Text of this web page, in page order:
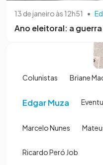
13 de janeiro às 12h51 •
Ano eleitoral: a
Colunistas Briane
Edgar Muza
Marcelo Nunes
Ricardo Peró Job